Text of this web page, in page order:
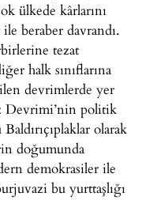
ülkede kârlarını
beraber davrandı.
tezat
halk sınıflarına
devrimlerde yer
Devrimi’nin politik
olarak
doğumunda
demokrasiler ile
bu yurttaşlığı